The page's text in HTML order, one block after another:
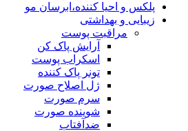
پلکس و احیا کننده،ابرسان مو
زیبایی و بهداشتی
مراقبت پوست
آرایش پاک کن
اسکراب پوست
تونر پاک کننده
ژل اصلاح صورت
سرم صورت
شوینده صورت
ضدآفتاب